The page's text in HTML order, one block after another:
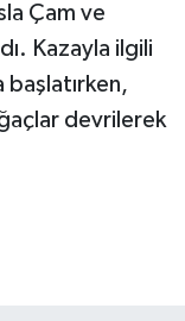
Çam ve
Kazayla ilgili
başlatırken,
devrilerek